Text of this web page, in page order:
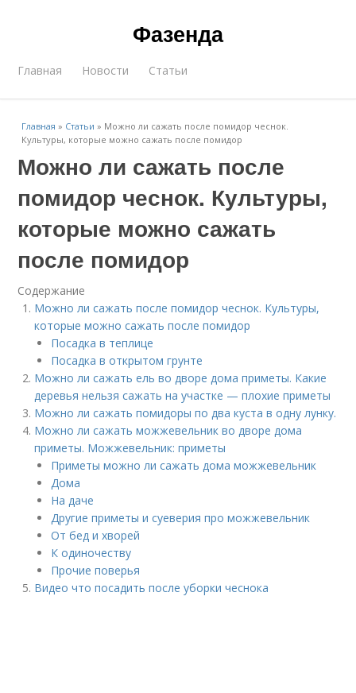
Фазенда
Главная Новости Статьи
Главная » Статьи » Можно ли сажать после помидор чеснок.
Культуры, которые можно сажать после помидор
Можно ли сажать после
помидор чеснок. Культуры,
которые можно сажать
после помидор
Содержание
Можно ли сажать после помидор чеснок. Культуры,
которые можно сажать после помидор
Посадка в теплице
Посадка в открытом грунте
Можно ли сажать ель во дворе дома приметы. Какие
деревья нельзя сажать на участке — плохие приметы
Можно ли сажать помидоры по два куста в одну лунку.
Можно ли сажать можжевельник во дворе дома
приметы. Можжевельник: приметы
Приметы можно ли сажать дома можжевельник
Дома
На даче
Другие приметы и суеверия про можжевельник
От бед и хворей
К одиночеству
Прочие поверья
Видео что посадить после уборки чеснока